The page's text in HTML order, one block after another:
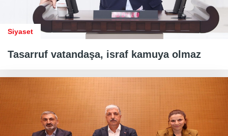
Siyaset
Tasarruf vatandaşa, israf kamuya olmaz